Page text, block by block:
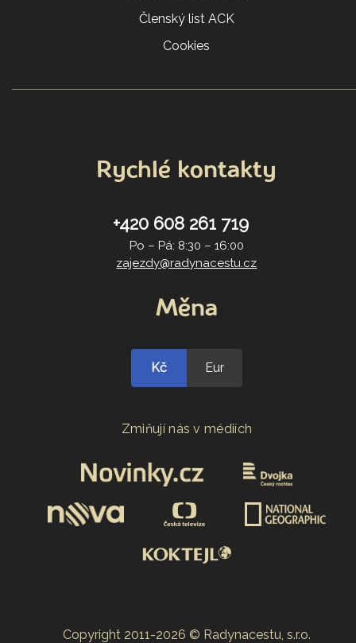
Členský list ACK
Cookies
Rychlé kontakty
+420 608 261 719
Po – Pá: 8:30 – 16:00
zajezdy@radynacestu.cz
Měna
Kč Eur
Zmiňují nás v médiích
Copyright 2011-2026 © Radynacestu, s.r.o.